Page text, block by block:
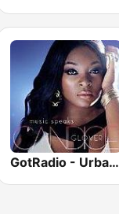
GotRadio - Urban Lounge